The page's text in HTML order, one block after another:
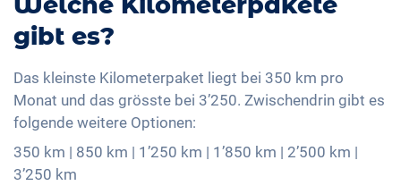
gibt es?
Das kleinste Kilometerpaket liegt bei 350 km pro
Monat und das grösste bei 3’250. Zwischendrin gibt es
folgende weitere Optionen:
350 km | 850 km | 1’250 km | 1’850 km | 2’500 km |
3’250 km